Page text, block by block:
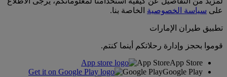
على سياسة الخصوصية الخاصة بنا.
تطبيق طيران الإمارات
قوموا بحجز وإدارة رحلاتكم أينما كنتم.
App StoreApp Store
Google PlayGoogle Play